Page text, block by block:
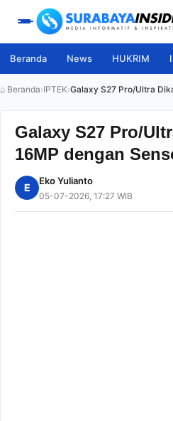
Beranda News HUKRIM
⌂ Beranda›IPTEK›Galaxy S27 Pro/Ultra
Galaxy S27 Pro/
16MP dengan
E
Eko Yulianto
05-07-2026, 17:27 WIB